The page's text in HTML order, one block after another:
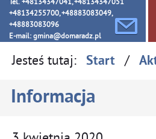
+48134255700, +48883083049,
+48883083096
E-mail: gmina@domaradz.pl
Jesteś tutaj: Start /
Informacja